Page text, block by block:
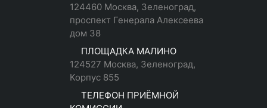
124460 Москва, Зеленоград,
проспект Генерала Алексеева
дом 38
ПЛОЩАДКА МАЛИНО
124527 Москва, Зеленоград,
Корпус 855
ТЕЛЕФОН ПРИЁМНОЙ